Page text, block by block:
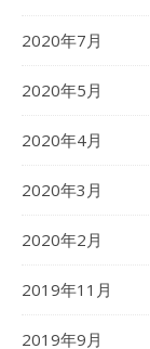
2020年7月
2020年5月
2020年4月
2020年3月
2020年2月
2019年11月
2019年9月